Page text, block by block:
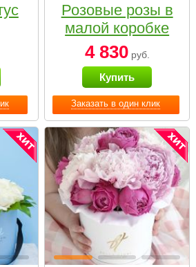
Заказать в один клик
Розовые розы в
малой коробке
4 830руб.
Купить